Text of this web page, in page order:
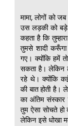
मामा, लोगों को
उस लड़की को
कहता है कि
तुमसे शादी
गए। क्योंकि हमें
सकता है। लेकिन
रहे थे। क्योंकि
की बात होती
का अंतिम संस्कार
तुम ऐसा सोचते हो
लेकिन इसे धोखा